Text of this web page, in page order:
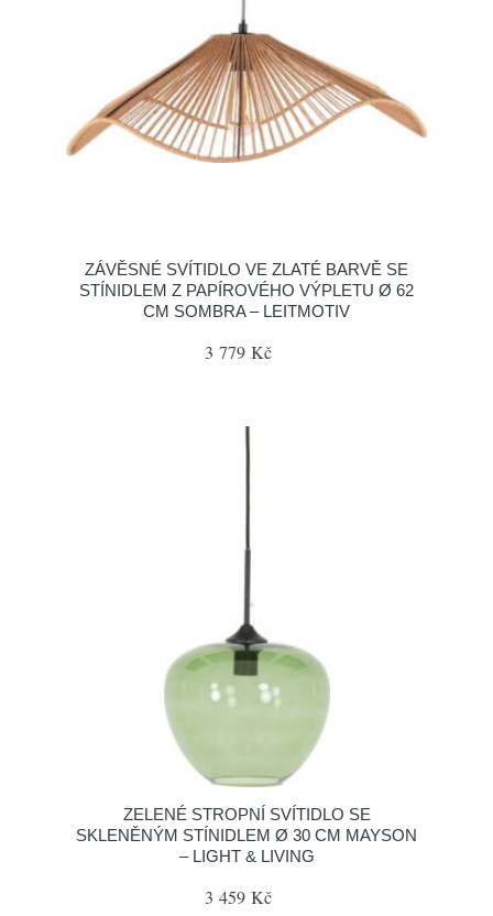
ZÁVĚSNÉ SVÍTIDLO VE ZLATÉ BARVĚ SE
STÍNIDLEM Z PAPÍROVÉHO VÝPLETU Ø 62
CM SOMBRA – LEITMOTIV
3 779 Kč
ZELENÉ STROPNÍ SVÍTIDLO SE
SKLENĚNÝM STÍNIDLEM Ø 30 CM MAYSON
– LIGHT & LIVING
3 459 Kč